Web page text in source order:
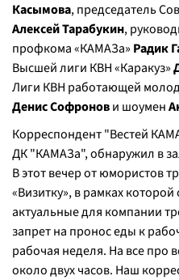
Касымова, председатель
Алексей Тарабукин,
профкома «КАМАЗа» Радик
Высшей лиги КВН «Каракуз»
Лиги КВН работающей
Денис Софронови шоумен
Корреспондент "Вестей
ДК "КАМАЗа", обнаружил в
В этот вечер от юмористов
«Визитку», в рамках
актуальные для компании
запрет на пронос еды к
рабочая неделя. На все про
около двух часов. Наш